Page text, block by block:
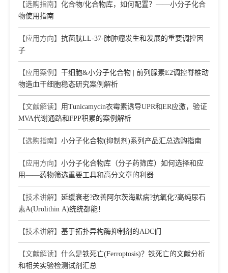
【选购指南】 化合物/化合物库，如何配置？——小分子化合
物使用指南
【应用方向】 抗菌肽LL-37-肺肿瘤发生和发展的重要调控因
子
【应用案例】 干细胞&小分子化合物 | 前列腺素E2调控脊椎动
物造血干细胞稳态研究案例解析
【文献解读】 用Tunicamycin衣霉素诱导UPR和ER应激，验证
MVA代谢通路和FPP积累的案例解析
【选购指南】 小分子化合物(抑制剂)系列产品汇总选购指南
【应用方向】 小分子化合物库（分子药筛库）如何选择和应
用——药物筛选重要工具和高分文章的利器
【技术讲解】 延缓衰老?改善阿尔茨海默病?抗氧化?高纯尿石
素A(Urolithin A)统统都能！
【技术讲解】 基于拓扑异构酶抑制剂的ADC们
【文献解读】 什么是铁死亡(Ferroptosis)？铁死亡的文献分析
和相关实验检测试剂汇总